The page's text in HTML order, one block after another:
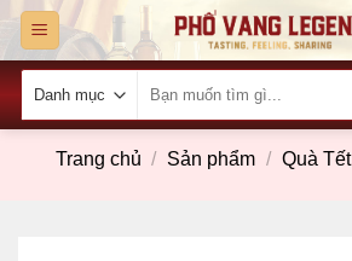
Skip
content
kiếm:
Trang chủ / Sản phẩm / Quà Tết